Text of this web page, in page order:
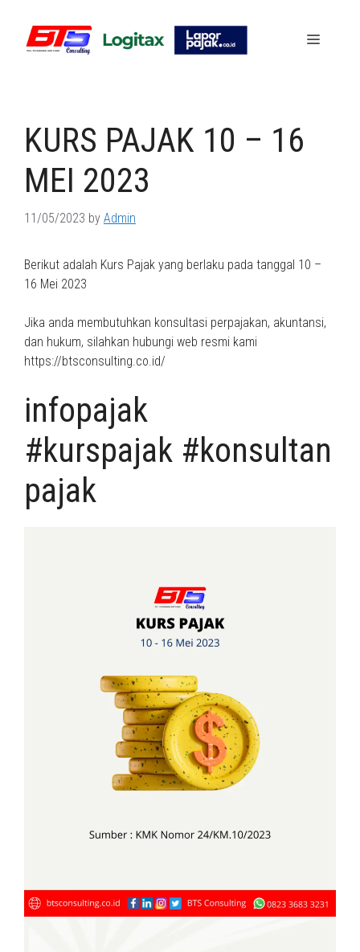
content
Menu
KURS PAJAK 10 – 16
MEI 2023
11/05/2023 by Admin
Berikut adalah Kurs Pajak yang berlaku pada tanggal 10 –
16 Mei 2023
Jika anda membutuhkan konsultasi perpajakan, akuntansi,
dan hukum, silahkan hubungi web resmi kami
https://btsconsulting.co.id/
infopajak
#kurspajak #konsultan
pajak